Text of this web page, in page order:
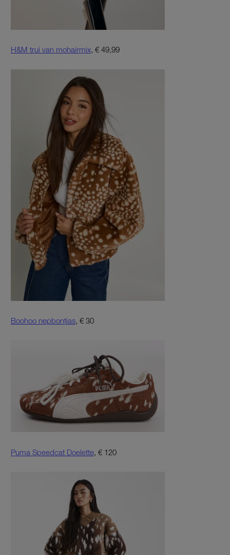
H&M trui van mohairmix, € 49,99
Boohoo nepbontjas, € 30
Puma Speedcat Doelette, € 120